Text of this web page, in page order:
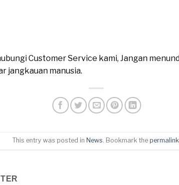
Customer Service kami, Jangan
jangkauan manusia.
This entry was posted in News. Bookmark the permalink